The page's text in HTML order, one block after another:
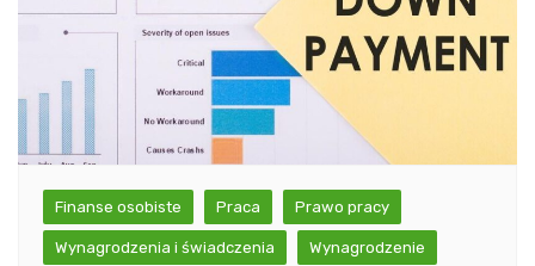
Finanse osobiste Praca Prawo pracy
Wynagrodzenia i świadczenia Wynagrodzenie